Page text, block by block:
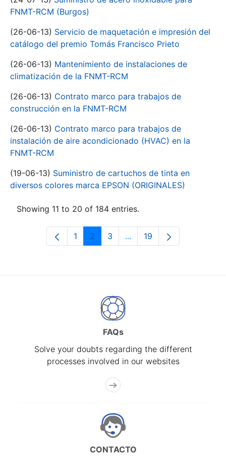
FNMT-RCM (Burgos)
(26-06-13) Servicio de maquetación e impresión del
catálogo del premio Tomás Francisco Prieto
(26-06-13) Mantenimiento de instalaciones de
climatización de la FNMT-RCM
(26-06-13) Contrato marco para trabajos de
construcción en la FNMT-RCM
(26-06-13) Contrato marco para trabajos de
instalación de aire acondicionado (HVAC) en la
FNMT-RCM
(19-06-13) Suministro de cartuchos de tinta en
diversos colores marca EPSON (ORIGINALES)
Showing 11 to 20 of 184 entries.
Page
1 Page
2 Page
3 ...Intermediate Pages Use
Page
19
FAQs
Solve your doubts regarding the different
processes involved in our websites
CONTACTO